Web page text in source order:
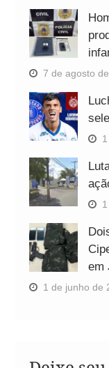
7 de agosto
em
1 de junho de